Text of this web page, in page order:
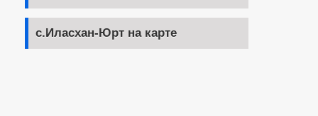
с.Иласхан-Юрт на карте